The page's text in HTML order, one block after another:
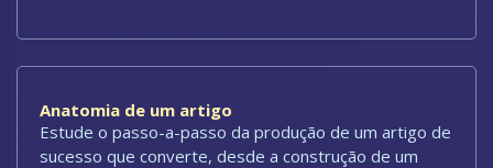
Anatomia de um artigo
Estude o passo-a-passo da produção de um artigo de
sucesso que converte, desde a construção de um